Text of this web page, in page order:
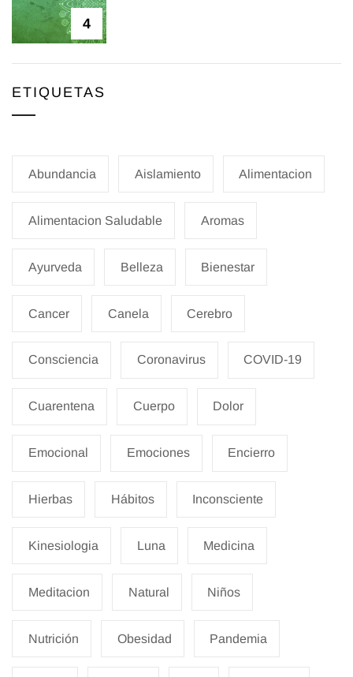
4
ETIQUETAS
Abundancia Aislamiento Alimentacion
Alimentacion Saludable Aromas
Ayurveda Belleza Bienestar
Cancer Canela Cerebro
Consciencia Coronavirus COVID-19
Cuarentena Cuerpo Dolor
Emocional Emociones Encierro
Hierbas Hábitos Inconsciente
Kinesiologia Luna Medicina
Meditacion Natural Niños
Nutrición Obesidad Pandemia